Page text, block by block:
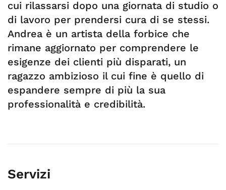
cui rilassarsi dopo una giornata di studio o
di lavoro per prendersi cura di se stessi.
Andrea è un artista della forbice che
rimane aggiornato per comprendere le
esigenze dei clienti più disparati, un
ragazzo ambizioso il cui fine è quello di
espandere sempre di più la sua
professionalità e credibilità.
Servizi